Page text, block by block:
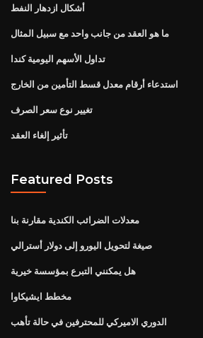
أشكال ازدهار النفط
ما هو العقد من جانب واحد مع سبيل المثال
تداول الأسهم اليومية كندا
استدعاء أرقام معدل قسط التأمين من الخارج
تغيير نوع سعر الصرف
تأثير إلغاء العقد
Featured Posts
معدلات الضرائب الكندية مقارنة بنا
صيغة لتحويل اليورو إلى دولار أسترالي
هل يمكنني التبرع بمؤسسة خيرية
مخطط ايشيكاوا
الدوري الاميركي للمحترفين في حالة تأهب